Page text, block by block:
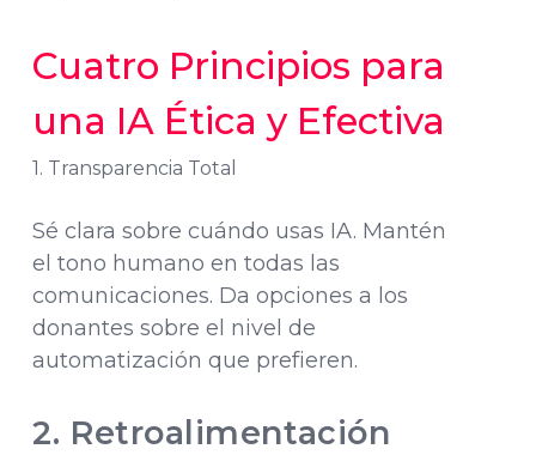
Cuatro Principios para
una IA Ética y Efectiva
1. Transparencia Total
Sé clara sobre cuándo usas IA. Mantén
el tono humano en todas las
comunicaciones. Da opciones a los
donantes sobre el nivel de
automatización que prefieren.
2. Retroalimentación